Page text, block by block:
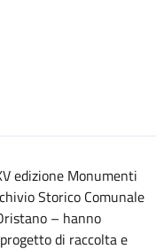
edizione Monumenti
Storico Comunale
– hanno
di raccolta e